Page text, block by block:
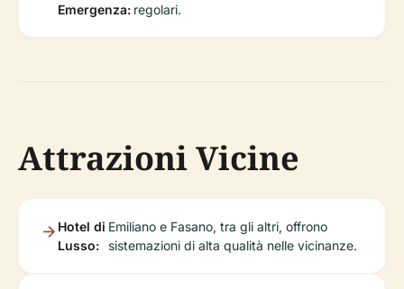
Emergenza: regolari.
Attrazioni Vicine
Hotel di
Lusso:
Emiliano e Fasano, tra gli altri, offrono
sistemazioni di alta qualità nelle vicinanze.